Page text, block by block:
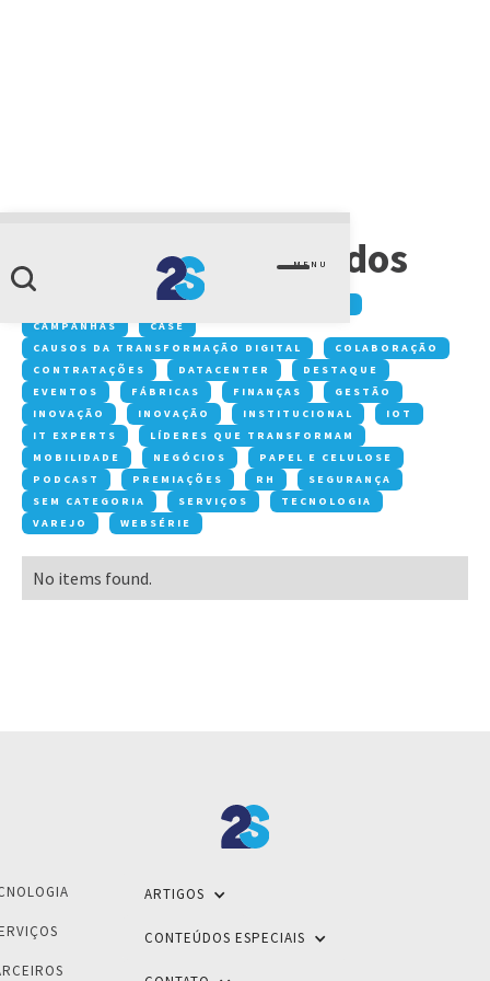
MENU
vazamentos de dados
ACONTECE NA 2S
CAMPANHAS
CASE
CAUSOS DA TRANSFORMAÇÃO DIGITAL
COLABORAÇÃO
CONTRATAÇÕES
DATACENTER
DESTAQUE
EVENTOS
FÁBRICAS FINANÇAS
GESTÃO
INOVAÇÃO
INOVAÇÃO INSTITUCIONAL
IOT
IT EXPERTS
LÍDERES QUE TRANSFORMAM
MOBILIDADE
NEGÓCIOS
PAPEL E CELULOSE
PODCAST
PREMIAÇÕES RH
SEGURANÇA
SEM CATEGORIA
SERVIÇOS
TECNOLOGIA
VAREJO
WEBSÉRIE
No items found.
ARTIGOS
CONTEÚDOS ESPECIAIS